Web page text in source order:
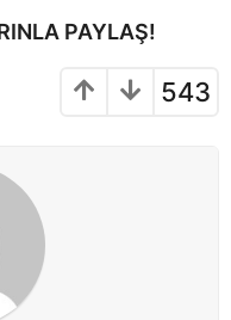
PAYLAŞ!
543